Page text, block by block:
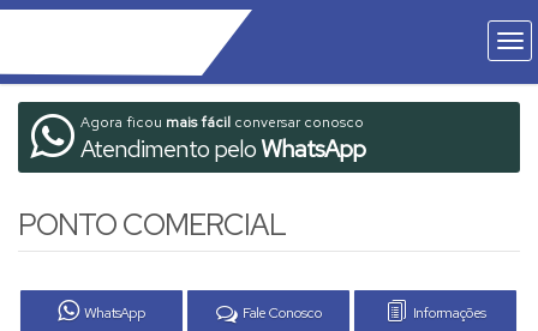
Agora ficou mais fácil conversar conosco
Atendimento peloWhatsApp
PONTO COMERCIAL
WhatsApp Fale Conosco Informações